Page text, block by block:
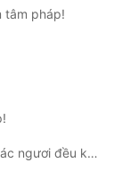
tâm pháp!
Chương 97: Ta mới là đại sư dạy kèm, các ngươi đều không phải!